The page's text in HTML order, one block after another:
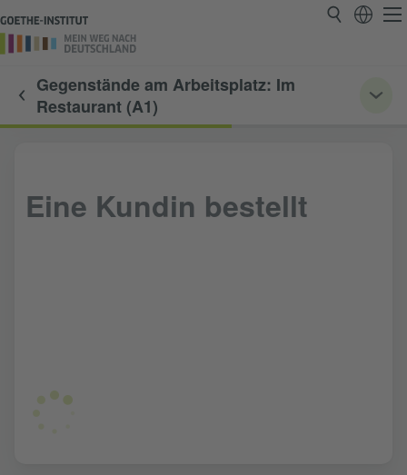
Gegenstände am Arbeitsplatz: Im
Restaurant (A1)
Eine Kundin bestellt